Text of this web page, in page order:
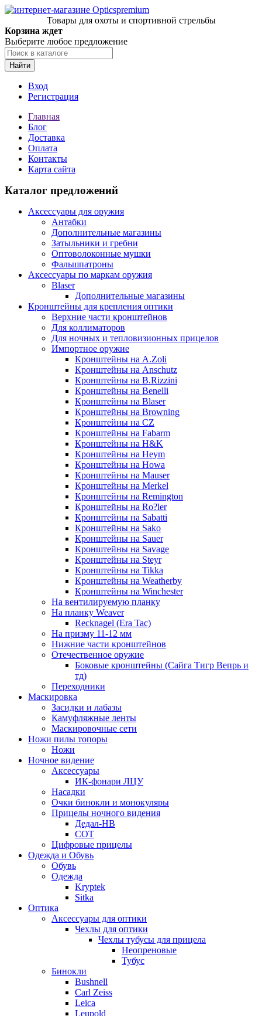
Товары для охоты и спортивной стрельбы
Корзина ждет
Выберите любое предложение
Найти
Вход
Регистрация
Главная
Блог
Доставка
Оплата
Контакты
Карта сайта
Каталог предложений
Аксессуары для оружия
Антабки
Дополнительные магазины
Затыльники и гребни
Оптоволоконные мушки
Фальшпатроны
Аксессуары по маркам оружия
Blaser
Дополнительные магазины
Кронштейны для крепления оптики
Верхние части кронштейнов
Для коллиматоров
Для ночных и тепловизионных прицелов
Импортное оружие
Кронштейны на A.Zoli
Кронштейны на Anschutz
Кронштейны на B.Rizzini
Кронштейны на Benelli
Кронштейны на Blaser
Кронштейны на Browning
Кронштейны на CZ
Кронштейны на Fabarm
Кронштейны на H&K
Кронштейны на Heym
Кронштейны на Howa
Кронштейны на Mauser
Кронштейны на Merkel
Кронштейны на Remington
Кронштейны на Ro?ler
Кронштейны на Sabatti
Кронштейны на Sako
Кронштейны на Sauer
Кронштейны на Savage
Кронштейны на Steyr
Кронштейны на Tikka
Кронштейны на Weatherby
Кронштейны на Winchester
На вентилируемую планку
На планку Weaver
Recknagel (Era Tac)
На призму 11-12 мм
Нижние части кронштейнов
Отечественное оружие
Боковые кронштейны (Сайга Тигр Вепрь и
тд)
Переходники
Маскировка
Засидки и лабазы
Камуфляжные ленты
Маскировочные сети
Ножи пилы топоры
Ножи
Ночное видение
Аксессуары
ИК-фонари ЛЦУ
Насадки
Очки бинокли и монокуляры
Прицелы ночного видения
Дедал-НВ
СОТ
Цифровые прицелы
Одежда и Обувь
Обувь
Одежда
Kryptek
Sitka
Оптика
Аксессуары для оптики
Чехлы для оптики
Чехлы тубусы для прицела
Неопреновые
Тубус
Бинокли
Bushnell
Carl Zeiss
Leica
Leupold